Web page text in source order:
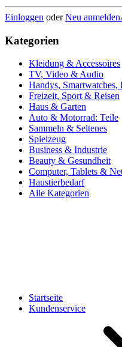
Einloggen oderNeu anmelden
Kategorien
Kleidung & Accessoires
TV, Video & Audio
Handys,
Freizeit, Sport & Reisen
Haus & Garten
Auto & Motorrad: Teile
Sammeln & Seltenes
Spielzeug
Business & Industrie
Beauty & Gesundheit
Computer, Tablets &
Haustierbedarf
Alle Kategorien
Startseite
Kundenservice